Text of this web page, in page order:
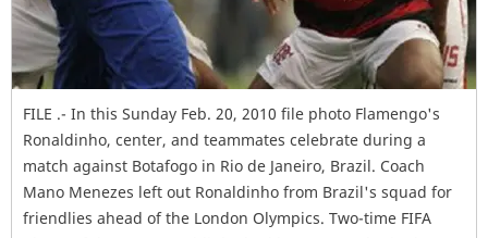
FILE .- In this Sunday Feb. 20, 2010 file photo Flamengo's
Ronaldinho, center, and teammates celebrate during a
match against Botafogo in Rio de Janeiro, Brazil. Coach
Mano Menezes left out Ronaldinho from Brazil's squad for
friendlies ahead of the London Olympics. Two-time FIFA